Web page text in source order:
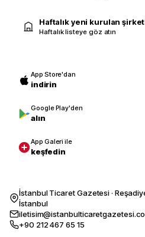
Haftalık yeni kurulan
Haftalık listeye göz atın
App Store'dan
indirin
Google Play'den
alın
App Galeri ile
keşfedin
İstanbul Ticaret Gazetesi ·
İstanbul
+90 212 467 65 15